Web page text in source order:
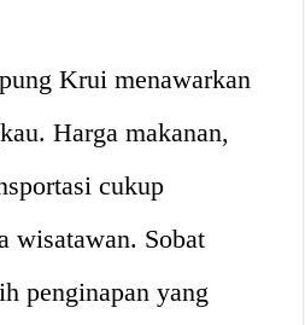
Krui menawarkan
Harga makanan,
cukup
wisatawan. Sobat
penginapan yang